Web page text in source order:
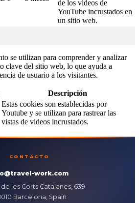
de los videos de
YouTube incrustados en
un sitio web.
se utilizan para comprender y analizar
clave del sitio web, lo que ayuda a
de usuario a los visitantes.
Descripción
Estas cookies son establecidas por
Youtube y se utilizan para rastrear las
vistas de videos incrustados.
CONTACTO
work.com
de les Corts Catalanes, 639
Barcelona, Spain